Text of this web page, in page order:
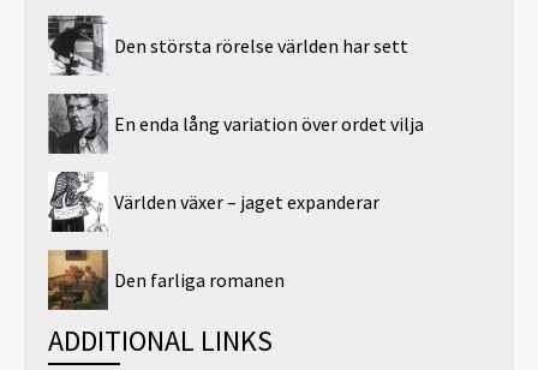
Den största rörelse världen har sett
En enda lång variation över ordet vilja
Världen växer – jaget expanderar
Den farliga romanen
ADDITIONAL LINKS